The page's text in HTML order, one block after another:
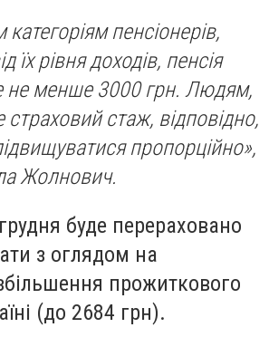
пенсіонерів,
їх рівня доходів, пенсія
не менше 3000 грн. Людям,
стаж, відповідно,
пропорційно»,
Жолнович.
буде перераховано
з оглядом на
прожиткового
(до 2684 грн).